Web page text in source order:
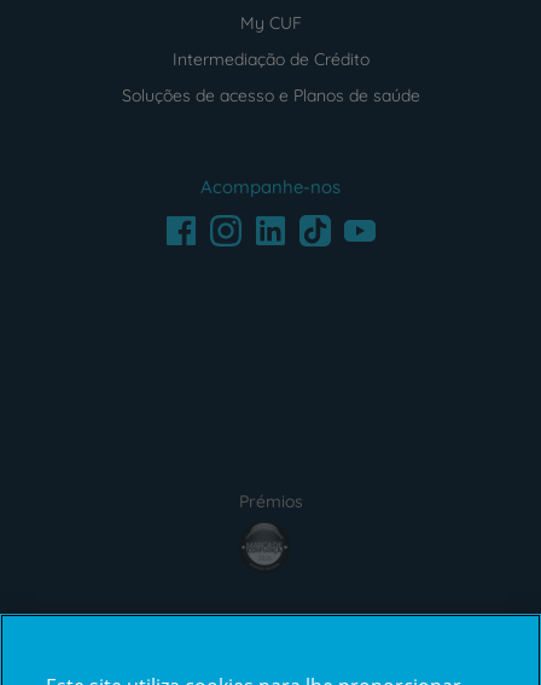
My CUF
Intermediação de Crédito
Soluções de acesso e Planos de saúde
Acompanhe-nos
FacebookInstagramLinkedInTikTokYoutube
Prémios